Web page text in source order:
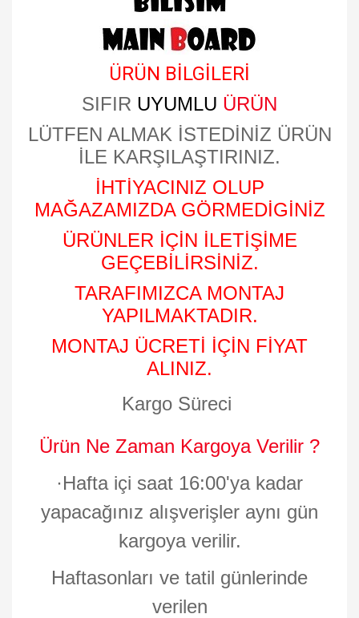
ÜRÜN BİLGİLERİ
SIFIR UYUMLU ÜRÜN
LÜTFEN ALMAK İSTEDİNİZ ÜRÜN
İLE KARŞILAŞTIRINIZ.
İHTİYACINIZ OLUP
MAĞAZAMIZDA GÖRMEDİGİNİZ
ÜRÜNLER İÇİN İLETİŞİME
GEÇEBİLİRSİNİZ.
TARAFIMIZCA MONTAJ
YAPILMAKTADIR.
MONTAJ ÜCRETİ İÇİN FİYAT
ALINIZ.
Kargo Süreci
Ürün Ne Zaman Kargoya Verilir ?
·Hafta içi saat 16:00'ya kadar
yapacağınız alışverişler aynı gün
kargoya verilir.
Haftasonları ve tatil günlerinde
verilen